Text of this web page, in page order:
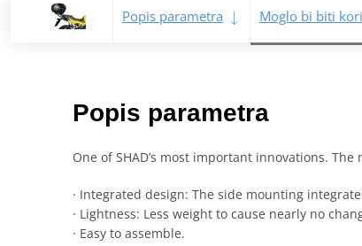
Popis parametra Moglo bi biti
Popis parametra
One of SHAD’s most important innovations. The
· Integrated design: The side mounting
· Lightness: Less weight to cause nearly no
· Easy to assemble.